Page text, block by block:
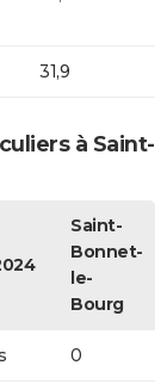
31,9
à Saint-
Saint-
Bonnet-
le-
Bourg
0